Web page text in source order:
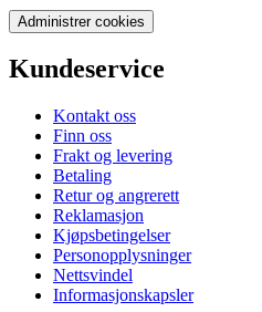
Administrer cookies
Kundeservice
Kontakt oss
Finn oss
Frakt og levering
Betaling
Retur og angrerett
Reklamasjon
Kjøpsbetingelser
Personopplysninger
Nettsvindel
Informasjonskapsler